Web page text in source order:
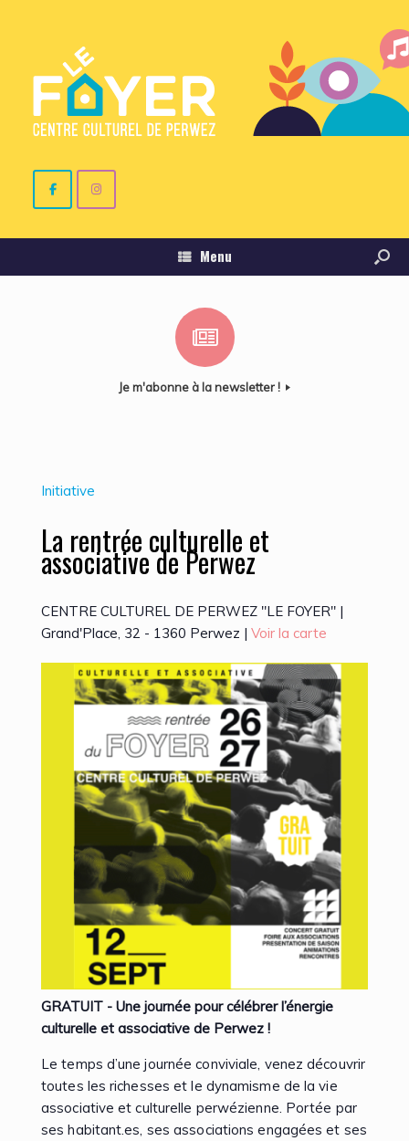
Menu
Je m'abonne à la newsletter !
Initiative
La rentrée culturelle et
associative de Perwez
CENTRE CULTUREL DE PERWEZ "LE FOYER" |
Grand'Place, 32 - 1360 Perwez | Voir la carte
GRATUIT - Une journée pour célébrer l’énergie
culturelle et associative de Perwez !
Le temps d’une journée conviviale, venez découvrir
toutes les richesses et le dynamisme de la vie
associative et culturelle perwézienne. Portée par
ses habitant.es, ses associations engagées et ses